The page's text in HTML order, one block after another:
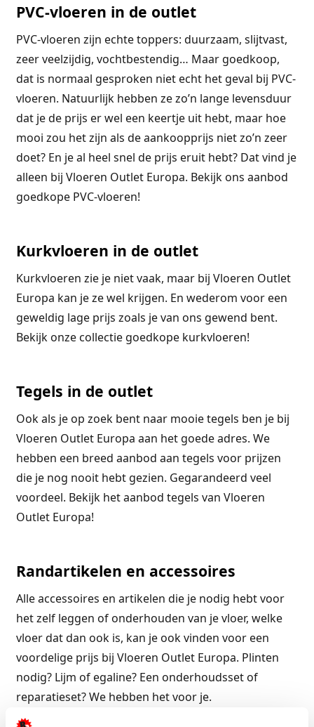
PVC-vloeren in de outlet
PVC-vloeren zijn echte toppers: duurzaam, slijtvast,
zeer veelzijdig, vochtbestendig… Maar goedkoop,
dat is normaal gesproken niet echt het geval bij PVC-
vloeren. Natuurlijk hebben ze zo’n lange levensduur
dat je de prijs er wel een keertje uit hebt, maar hoe
mooi zou het zijn als de aankoopprijs niet zo’n zeer
doet? En je al heel snel de prijs eruit hebt? Dat vind je
alleen bij Vloeren Outlet Europa. Bekijk ons aanbod
goedkope PVC-vloeren!
Kurkvloeren in de outlet
Kurkvloeren zie je niet vaak, maar bij Vloeren Outlet
Europa kan je ze wel krijgen. En wederom voor een
geweldig lage prijs zoals je van ons gewend bent.
Bekijk onze collectie goedkope kurkvloeren!
Tegels in de outlet
Ook als je op zoek bent naar mooie tegels ben je bij
Vloeren Outlet Europa aan het goede adres. We
hebben een breed aanbod aan tegels voor prijzen
die je nog nooit hebt gezien. Gegarandeerd veel
voordeel. Bekijk het aanbod tegels van Vloeren
Outlet Europa!
Randartikelen en accessoires
Alle accessoires en artikelen die je nodig hebt voor
het zelf leggen of onderhouden van je vloer, welke
vloer dat dan ook is, kan je ook vinden voor een
voordelige prijs bij Vloeren Outlet Europa. Plinten
nodig? Lijm of egaline? Een onderhoudsset of
reparatieset? We hebben het voor je.